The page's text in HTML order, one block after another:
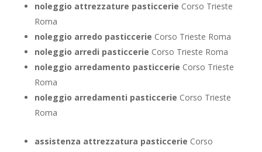
noleggio attrezzature pasticcerie Corso Trieste
Roma
noleggio arredo pasticcerie Corso Trieste Roma
noleggio arredi pasticcerie Corso Trieste Roma
noleggio arredamento pasticcerie Corso Trieste
Roma
noleggio arredamenti pasticcerie Corso Trieste
Roma
assistenza attrezzatura pasticcerie Corso